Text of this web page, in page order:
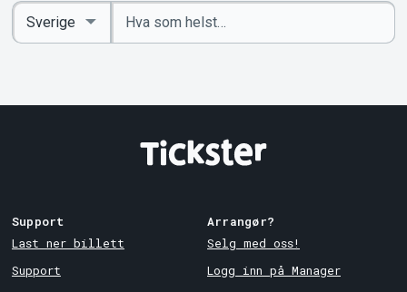
Angi
nøkkelord
Select
Country
Support
Last ner billett
Support
Arrangør?
Selg med oss!
Logg inn på Manager